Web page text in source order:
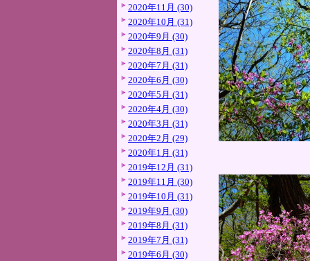
2020年11月 (30)
2020年10月 (31)
2020年9月 (30)
2020年8月 (31)
2020年7月 (31)
2020年6月 (30)
2020年5月 (31)
2020年4月 (30)
2020年3月 (31)
2020年2月 (29)
2020年1月 (31)
2019年12月 (31)
2019年11月 (30)
2019年10月 (31)
2019年9月 (30)
2019年8月 (31)
2019年7月 (31)
2019年6月 (30)